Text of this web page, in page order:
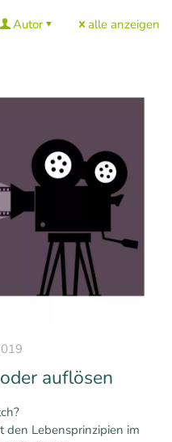
Autor alle anzeigen
auflösen
Lebensprinzipien im